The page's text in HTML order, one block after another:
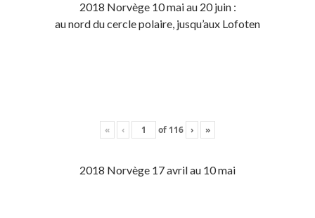
2018 Norvège 10 mai au 20 juin :
au nord du cercle polaire, jusqu’aux Lofoten
« ‹ of 116 › »
2018 Norvège 17 avril au 10 mai